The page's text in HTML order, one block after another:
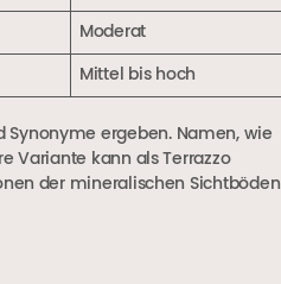
Moderat
Mittel bis hoch
ergeben. Namen, wie
Variante kann als Terrazzo
der mineralischen Sichtböden